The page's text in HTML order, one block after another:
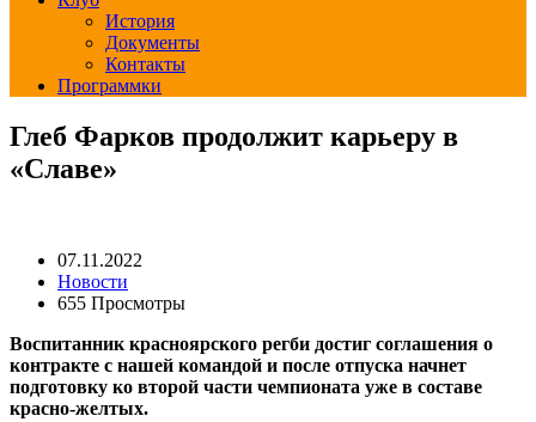
История
Документы
Контакты
Программки
Глеб Фарков продолжит карьеру в
«Славе»
07.11.2022
Новости
655 Просмотры
Воспитанник красноярского регби достиг соглашения о
контракте с нашей командой и после отпуска начнет
подготовку ко второй части чемпионата уже в составе
красно-желтых.